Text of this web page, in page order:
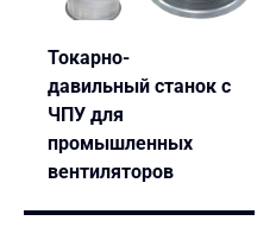
Токарно-
давильный станок с
ЧПУ для
промышленных
вентиляторов